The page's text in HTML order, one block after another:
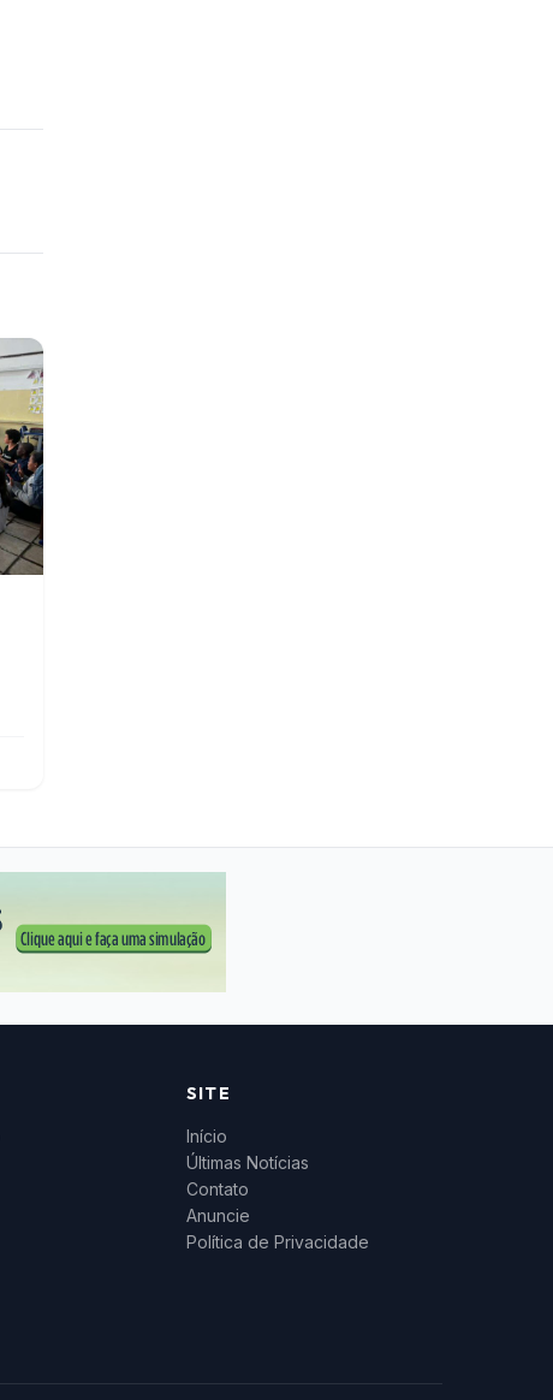
SITE
Início
Últimas Notícias
Contato
Anuncie
Política de Privacidade